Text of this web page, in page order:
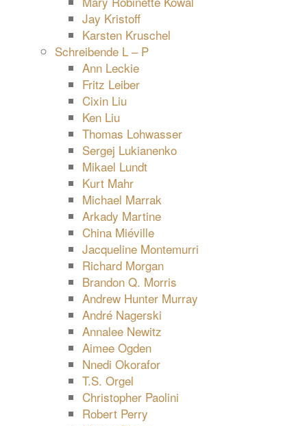
Jay Kristoff
Karsten Kruschel
Schreibende L – P
Ann Leckie
Fritz Leiber
Cixin Liu
Ken Liu
Thomas Lohwasser
Sergej Lukianenko
Mikael Lundt
Kurt Mahr
Michael Marrak
Arkady Martine
China Miéville
Jacqueline Montemurri
Richard Morgan
Brandon Q. Morris
Andrew Hunter Murray
André Nagerski
Annalee Newitz
Aimee Ogden
Nnedi Okorafor
T.S. Orgel
Christopher Paolini
Robert Perry